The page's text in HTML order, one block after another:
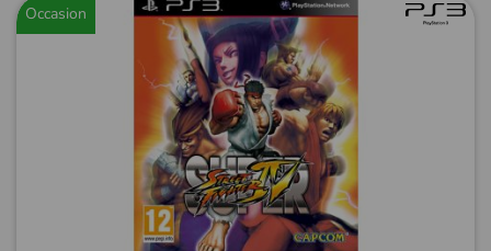
Occasion